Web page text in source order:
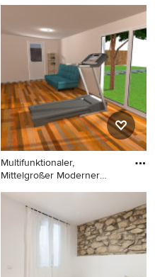
Moderner Fitnessraum in
Multifunktionaler,
Mittelgroßer Moderner
Multifunktionaler,
Mittelgroßer Moderner
Fitnessraum in Paris